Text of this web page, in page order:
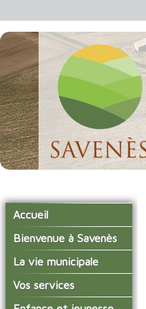
Accueil
Bienvenue à Savenès
Situer Savenès
Savenès en chiffre
L'histoire du village
La vie municipale
Vos élus
Les compte-rendus du
Vos services
La mairie